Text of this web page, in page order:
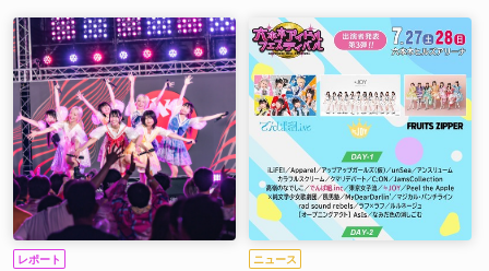
レポート ニュース